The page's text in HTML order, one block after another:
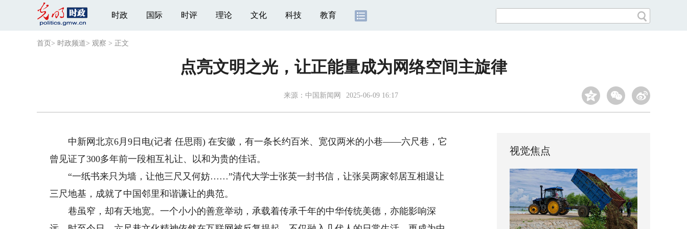
时政 国际 时评 理论 文化 科技 教育
首页 > 时政频道> 观察 > 正文
点亮文明之光，让正能量成为网络空间主旋律
来源： 中国新闻网 2025-06-09 16:17
中新网北京6月9日电(记者 任思雨) 在安徽，有一条长约百米、宽仅两米的小巷——六尺巷，它
曾见证了300多年前一段相互礼让、以和为贵的佳话。
“一纸书来只为墙，让他三尺又何妨……”清代大学士张英一封书信，让张吴两家邻居互相退让
三尺地基，成就了中国邻里和谐谦让的典范。
巷虽窄，却有天地宽。一个小小的善意举动，承载着传承千年的中华传统美德，亦能影响深
视觉焦点